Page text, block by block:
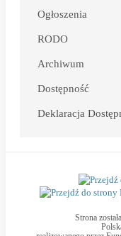
Ogłoszenia
RODO
Archiwum
Dostępność
Deklaracja
Strona